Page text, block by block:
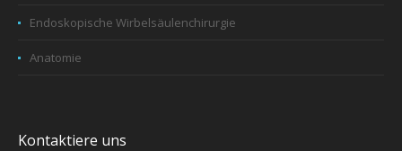
Endoskopische Wirbelsäulenchirurgie
Anatomie
Kontaktiere uns